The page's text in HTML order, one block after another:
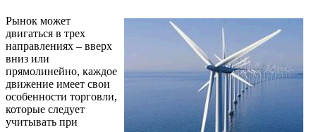
Рынок может
двигаться в трех
направлениях – вверх
вниз или
прямолинейно, каждое
движение имеет свои
особенности торговли,
которые следует
учитывать при